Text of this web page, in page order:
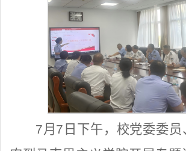
7月7日下午，校党委委员